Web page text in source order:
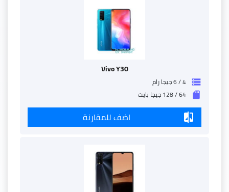
Vivo Y30
storage 4 / 6 جيجا رام
sd_storage 64 / 128 جيجا بايت
compare اضف للمقارنة